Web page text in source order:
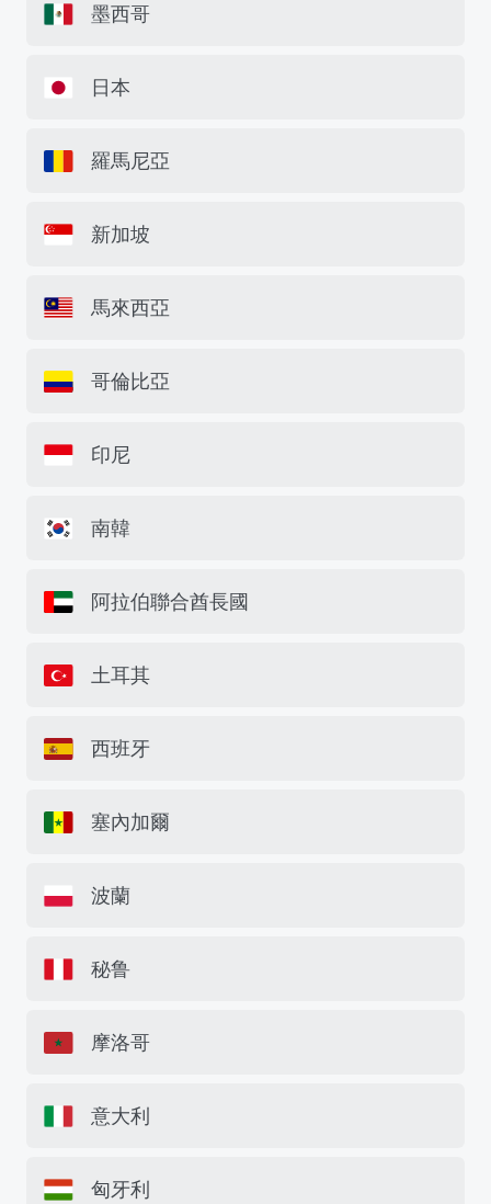
墨西哥
日本
羅馬尼亞
新加坡
馬來西亞
哥倫比亞
印尼
南韓
阿拉伯聯合酋長國
土耳其
西班牙
塞內加爾
波蘭
秘鲁
摩洛哥
意大利
匈牙利